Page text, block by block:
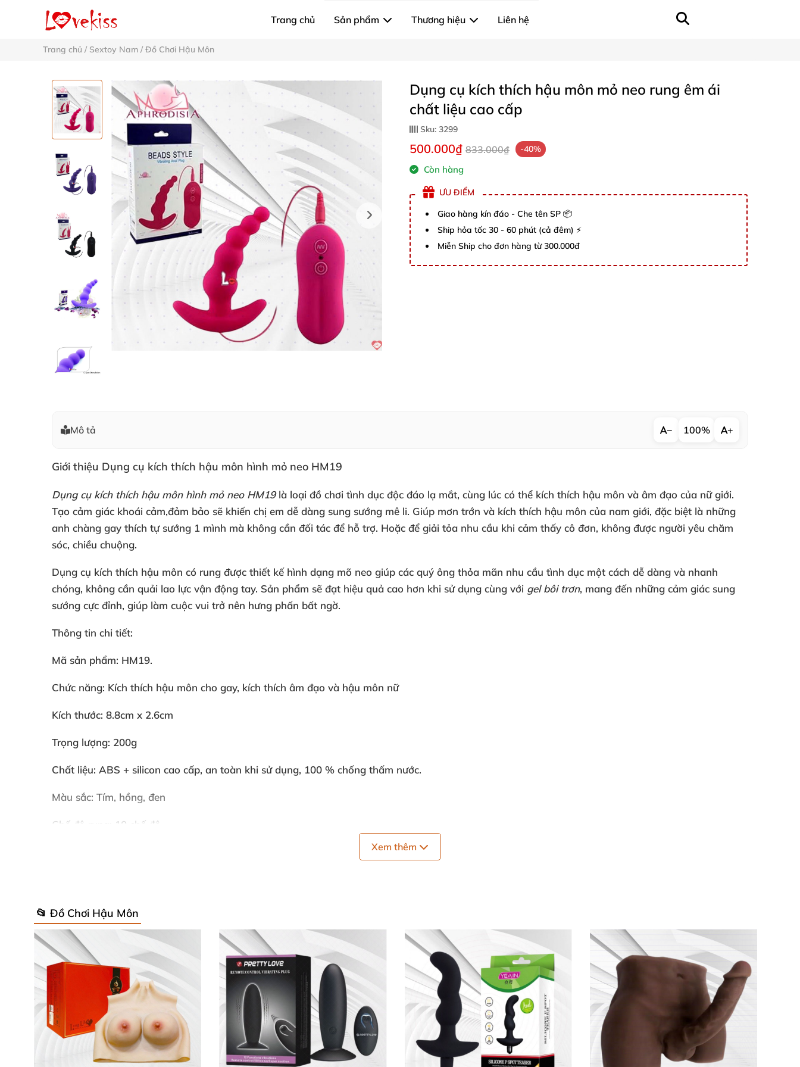
Trang chủ Sản phẩm Thương hiệu Liên hệ
Trang chủ / Sextoy Nam / Đồ Chơi Hậu Môn
Dụng cụ kích thích hậu môn mỏ neo rung êm ái
chất liệu cao cấp
Sku: 3299
500.000₫ 833.000₫ -40%
Còn hàng
ƯU ĐIỂM
Giao hàng kín đáo - Che tên SP 📦
Ship hỏa tốc 30 - 60 phút (cả đêm) ⚡
Miễn Ship cho đơn hàng từ 300.000đ
Mô tả − 100% +
Giới thiệu Dụng cụ kích thích hậu môn hình mỏ neo HM19
Dụng cụ kích thích hậu môn hình mỏ neo HM19là loại đồ chơi tình dục độc đáo lạ mắt, cùng lúc có thể kích thích hậu môn và âm đạo của nữ giới.
Tạo cảm giác khoái cảm,đảm bảo sẽ khiến chị em dễ dàng sung sướng mê li. Giúp mơn trớn và kích thích hậu môn của nam giới, đặc biệt là những
anh chàng gay thích tự sướng 1 mình mà không cần đối tác để hỗ trợ. Hoặc để giải tỏa nhu cầu khi cảm thấy cô đơn, không được người yêu chăm
sóc, chiều chuộng.
Dụng cụ kích thích hậu môn có rung được thiết kế hình dạng mõ neo giúp các quý ông thỏa mãn nhu cầu tình dục một cách dễ dàng và nhanh
chóng, không cần quải lao lực vận động tay. Sản phẩm sẽ đạt hiệu quả cao hơn khi sử dụng cùng với gel bôi trơn, mang đến những cảm giác sung
sướng cực đỉnh, giúp làm cuộc vui trở nên hưng phấn bất ngờ.
Thông tin chi tiết:
Mã sản phẩm: HM19.
Chức năng: Kích thích hậu môn cho gay, kích thích âm đạo và hậu môn nữ
Kích thước: 8.8cm x 2.6cm
Trọng lượng: 200g
Chất liệu: ABS + silicon cao cấp, an toàn khi sử dụng, 100 % chống thấm nước.
Màu sắc: Tím, hồng, đen
Chế độ rung: 10 chế độ.
Xuất xứ: Mỹ
Đặc điểm nổi bậtcủa Dụng cụ kích thích hậu môn:
Được làm từ chất liệu ABS và silicon cao cấp, đạt chuẩn y tế , an toàn đối với sức khỏe người sử dụng.
Dụng cụ được thiết kế nối dài các hạt chuỗi to phân đoạn , mang đến những trải nghiệm sung sướng tột độ khi kích thích ra vào hậu môn
của
nam giới, giúp dễ dàng chạm vào điểm G ở bên trong.
Màu sắc trẻ trung, tươi mát cùng với vỏ ngoài vô cùng mềm mịn nên đút vào hậu môn một cách dễ dàng, không gây đau rát hay khó chịu.
Xem thêm
📂 Đồ Chơi Hậu Môn